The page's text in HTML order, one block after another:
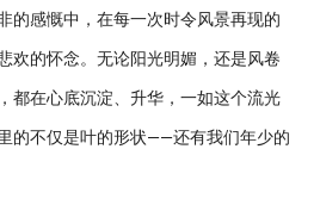
感慨中，在每一次时令风景再现的
欢的怀念。无论阳光明媚，还是风卷
都在心底沉淀、升华，一如这个流光
的不仅是叶的形状——还有我们年少的